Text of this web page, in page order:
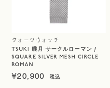
クォーツウォッチ
TSUKI 朧月 サークルローマン /
SQUARE SILVER MESH CIRCLE
ROMAN
¥20,900